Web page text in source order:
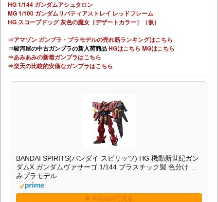
HG 1/144 ガンダムアシュタロン
MG 1/100 ガンダムリバティアストレイ レッドフレーム
HG スコープドッグ 灰色の魔女［デザートカラー］（仮）
⇒アマゾン ガンプラ・プラモデルの売れ筋ランキングはこちら
⇒駿河屋の中古ガンプラの新入荷商品HGはこちら MGはこちら
⇒あみあみの新着ガンプラはこちら
⇒楽天の比較的安価なガンプラはこちら
BANDAI SPIRITS(バンダイ スピリッツ) HG 機動新世紀ガン
ダムX ガンダムヴァサーゴ 1/144 プラスチック製 色分け済
みプラモデル